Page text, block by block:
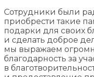
Сотрудники были
приобрести такие
подарки для своих
и сделать доброе
мы выражаем
благодарность за
в